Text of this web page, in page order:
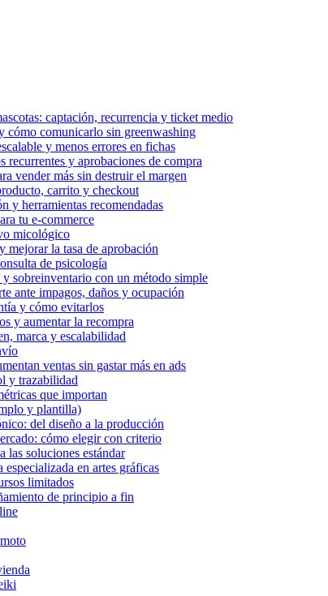
captación, recurrencia y ticket medio
cómo comunicarlo sin greenwashing
y menos errores en fichas
y aprobaciones de compra
vender más sin destruir el margen
carrito y checkout
y herramientas recomendadas
tu e‑commerce
micológico
mejorar la tasa de aprobación
de psicología
sobreinventario con un método simple
ante impagos, daños y ocupación
y cómo evitarlos
y aumentar la recompra
marca y escalabilidad
ventas sin gastar más en ads
y trazabilidad
que importan
y plantilla)
del diseño a la producción
cómo elegir con criterio
las soluciones estándar
en artes gráficas
limitados
de principio a fin